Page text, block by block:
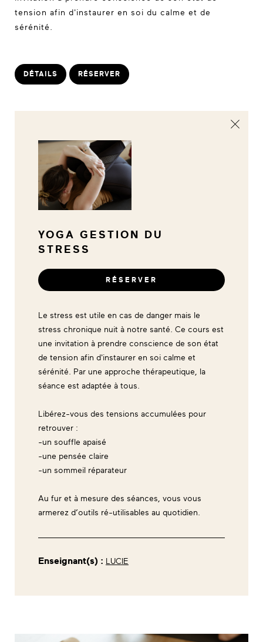
tension afin d'instaurer en soi du calme et de
sérénité.
DÉTAILS RÉSERVER
YOGA GESTION DU
STRESS
RÉSERVER
Le stress est utile en cas de danger mais le
stress chronique nuit à notre santé. Ce cours est
une invitation à prendre conscience de son état
de tension afin d'instaurer en soi calme et
sérénité. Par une approche thérapeutique, la
séance est adaptée à tous.
Libérez-vous des tensions accumulées pour
retrouver :
-un souffle apaisé
-une pensée claire
-un sommeil réparateur
Au fur et à mesure des séances, vous vous
armerez d’outils ré-utilisables au quotidien.
Enseignant(s) : LUCIE